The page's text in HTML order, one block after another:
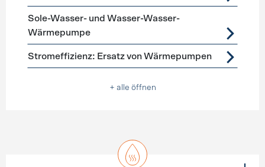
Sole-Wasser- und Wasser-Wasser-
Wärmepumpe
Stromeffizienz: Ersatz von Wärmepumpen
+ alle öffnen